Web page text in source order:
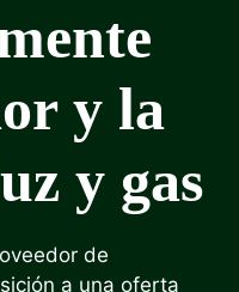
y la
y gas
de
a una oferta